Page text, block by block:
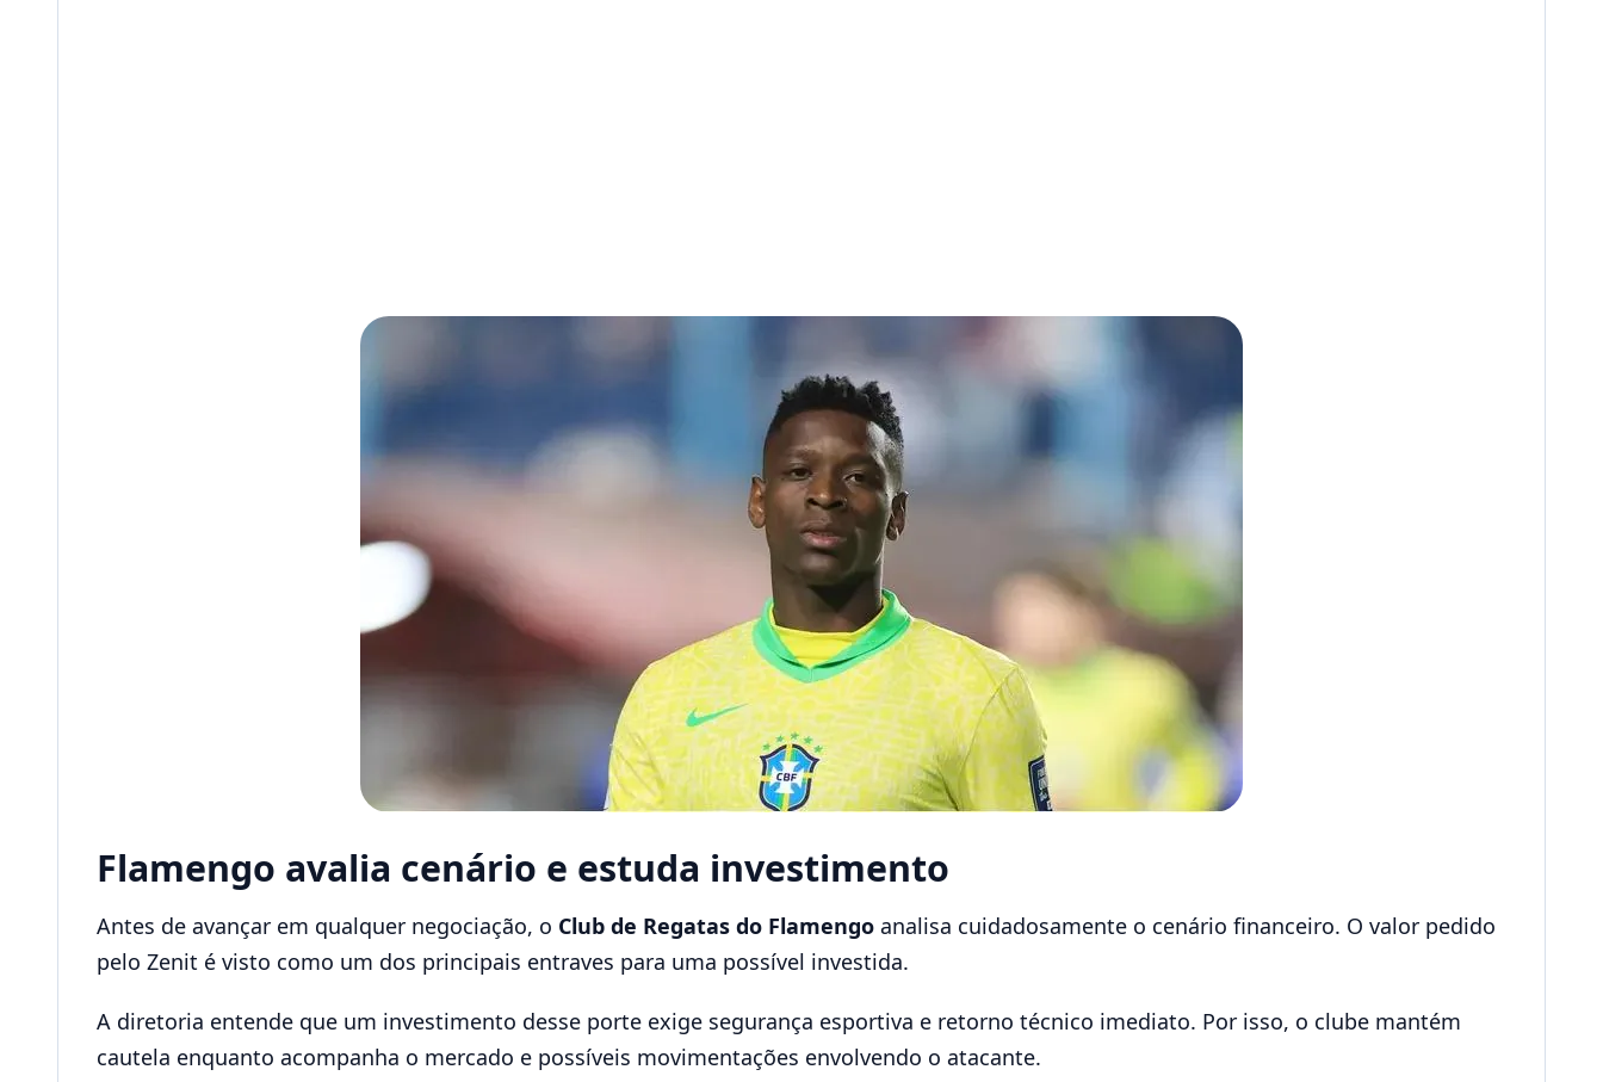
Flamengo avalia cenário e estuda investimento
Antes de avançar em qualquer negociação, o Club de Regatas do Flamengo analisa cuidadosamente o cenário financeiro. O valor pedido
pelo Zenit é visto como um dos principais entraves para uma possível investida.
A diretoria entende que um investimento desse porte exige segurança esportiva e retorno técnico imediato. Por isso, o clube mantém
cautela enquanto acompanha o mercado e possíveis movimentações envolvendo o atacante.